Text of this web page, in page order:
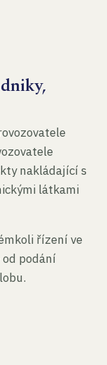
nakládající s
látkami
řízení ve
podání